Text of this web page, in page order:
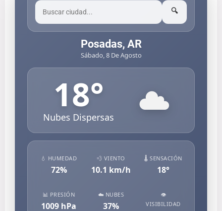
🔍
Posadas, AR
Sábado, 8 De Agosto
18°
Nubes Dispersas
💧 HUMEDAD
72%
💨 VIENTO
10.1 km/h
🌡️ SENSACIÓN
18°
📊 PRESIÓN
1009 hPa
☁️ NUBES
37%
👁️
VISIBILIDAD